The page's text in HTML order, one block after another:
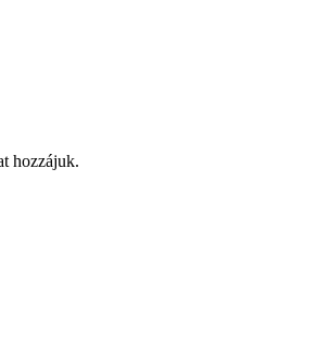
hozzájuk.